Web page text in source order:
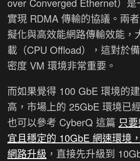
實現 RDMA 傳輸的協議。兩
擬化與高效能網路傳輸效能，
載（CPU Offload），這對於
密度 VM 環境非常重要。
而如果覺得 100 GbE 環境的
高，市場上的 25GbE 環境已
也可以參考 CyberQ 這篇 只
宜且穩定的 10GbE 網速環境
網路升級 ，直接先升級到